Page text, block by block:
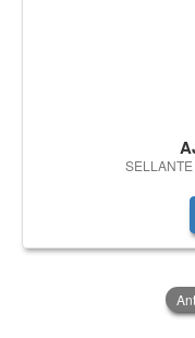
SELLANTE